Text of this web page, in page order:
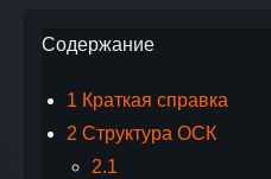
Содержание
1 Краткая справка
2 Структура ОСК
2.1